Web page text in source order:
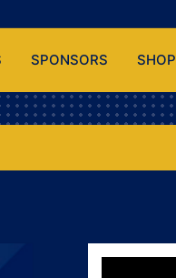
SPONSORS SHOP